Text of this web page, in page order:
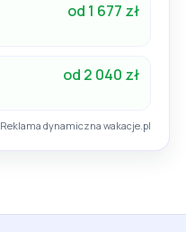
od 1 677 zł
od 2 040 zł
Reklama dynamiczna wakacje.pl